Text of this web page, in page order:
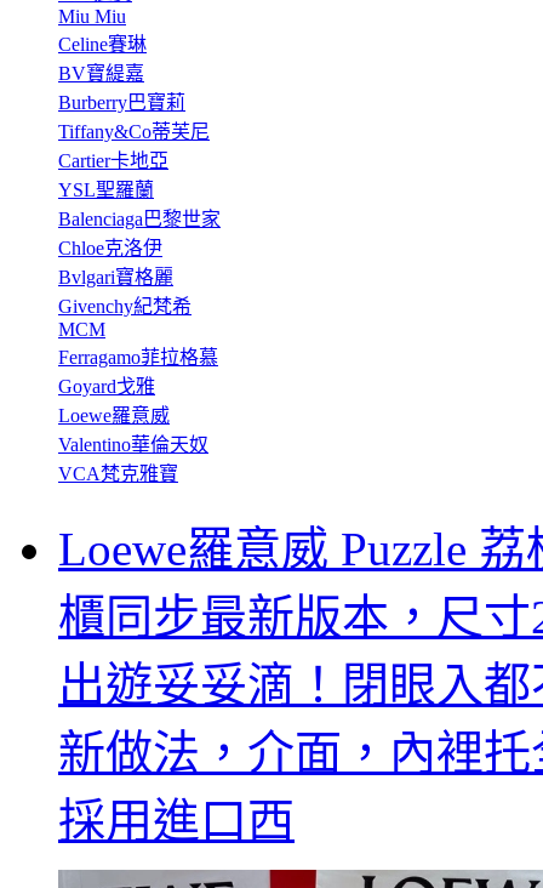
Miu Miu
Celine賽琳
BV寶緹嘉
Burberry巴寶莉
Tiffany&Co蒂芙尼
Cartier卡地亞
YSL聖羅蘭
Balenciaga巴黎世家
Chloe克洛伊
Bvlgari寶格麗
Givenchy紀梵希
MCM
Ferragamo菲拉格慕
Goyard戈雅
Loewe羅意威
Valentino華倫天奴
VCA梵克雅寶
Loewe羅意威 Puzzle
櫃同步最新版本，尺
出遊妥妥滴！閉眼入
新做法，介面，內裡
採用進口西